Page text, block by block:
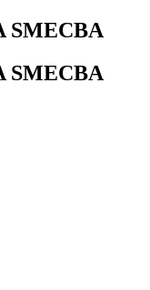
SMECBA
SMECBA